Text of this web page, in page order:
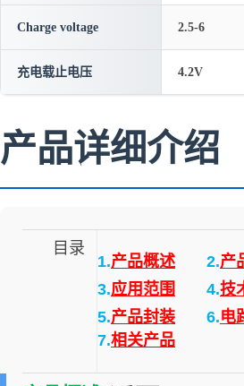
Charge voltage 2.5-6
充电载止电压 4.2V
产品详细介绍
目录
1.产品概述 2.产
3.应用范围 4.技
5.产品封装 6.电
7.相关产品